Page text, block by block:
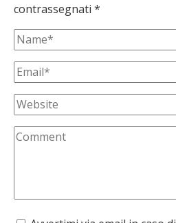
contrassegnati *